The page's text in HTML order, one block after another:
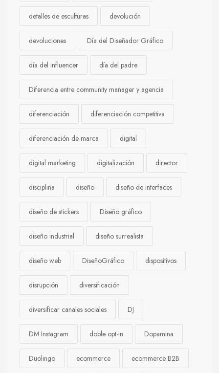
detalles de esculturas devolución
devoluciones Día del Diseñador Gráfico
día del influencer día del padre
Diferencia entre community manager y agencia
diferenciación diferenciación competitiva
diferenciación de marca digital
digital marketing digitalización director
disciplina diseño diseño de interfaces
diseño de stickers Diseño gráfico
diseño industrial diseño surrealista
diseño web DiseñoGráfico dispositivos
disrupción diversificación
diversificar canales sociales DJ
DM Instagram doble opt-in Dopamina
Duolingo ecommerce ecommerce B2B